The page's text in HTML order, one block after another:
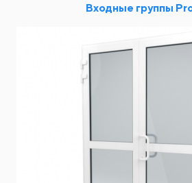
Входные группы